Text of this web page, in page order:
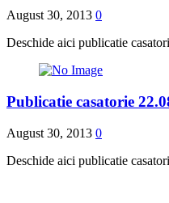
August 30, 2013 0
Deschide aici publicatie
Publicatie casatorie
August 30, 2013 0
Deschide aici publicatie